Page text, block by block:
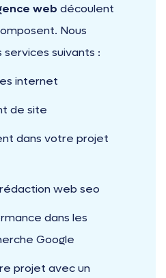
web découlent
Nous
suivants :
internet
de site
dans votre projet
web seo
dans les
Google
projet avec un